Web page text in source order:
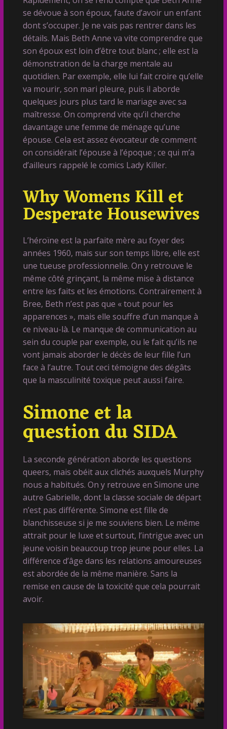
se dévoue à son époux, faute d’avoir un enfant
dont s’occuper. Je ne vais pas rentrer dans les
détails. Mais Beth Anne va vite comprendre que
son époux est loin d’être tout blanc ; elle est la
démonstration de la charge mentale au
quotidien. Par exemple, elle lui fait croire qu’elle
va mourir, son mari pleure, puis il aborde
quelques jours plus tard le mariage avec sa
maîtresse. On comprend vite qu’il cherche
davantage une femme de ménage qu’une
épouse. Cela est assez évocateur de comment
on considérait l’épouse à l’époque ; ce qui m’a
d’ailleurs rappelé le comics Lady Killer.
Why Womens Kill et
Desperate Housewives
L’héroïne est la parfaite mère au foyer des
années 1960, mais sur son temps libre, elle est
une tueuse professionnelle. On y retrouve le
même côté grinçant, la même mise à distance
entre les faits et les émotions. Contrairement à
Bree, Beth n’est pas que « tout pour les
apparences », mais elle souffre d’un manque à
ce niveau-là. Le manque de communication au
sein du couple par exemple, ou le fait qu’ils ne
vont jamais aborder le décès de leur fille l’un
face à l’autre. Tout ceci témoigne des dégâts
que la masculinité toxique peut aussi faire.
Simone et la
question du SIDA
La seconde génération aborde les questions
queers, mais obéit aux clichés auxquels Murphy
nous a habitués. On y retrouve en Simone une
autre Gabrielle, dont la classe sociale de départ
n’est pas différente. Simone est fille de
blanchisseuse si je me souviens bien. Le même
attrait pour le luxe et surtout, l’intrigue avec un
jeune voisin beaucoup trop jeune pour elles. La
différence d’âge dans les relations amoureuses
est abordée de la même manière. Sans la
remise en cause de la toxicité que cela pourrait
avoir.